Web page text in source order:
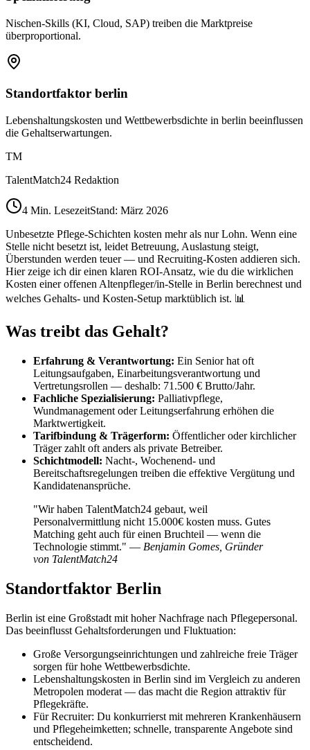
Nischen-Skills (KI, Cloud, SAP) treiben die Marktpreise
überproportional.
Standortfaktor berlin
Lebenshaltungskosten und Wettbewerbsdichte in berlin beeinflussen
die Gehaltserwartungen.
TM
TalentMatch24 Redaktion
4 Min. LesezeitStand: März 2026
Unbesetzte Pflege-Schichten kosten mehr als nur Lohn. Wenn eine
Stelle nicht besetzt ist, leidet Betreuung, Auslastung steigt,
Überstunden werden teuer — und Recruiting-Kosten addieren sich.
Hier zeige ich dir einen klaren ROI-Ansatz, wie du die wirklichen
Kosten einer offenen Altenpfleger/in-Stelle in Berlin berechnest und
welches Gehalts‑ und Kosten-Setup marktüblich ist. 📊
Was treibt das Gehalt?
Erfahrung & Verantwortung: Ein Senior hat oft
Leitungsaufgaben, Einarbeitungsverantwortung und
Vertretungsrollen — deshalb: 71.500 € Brutto/Jahr.
Fachliche Spezialisierung: Palliativpflege,
Wundmanagement oder Leitungserfahrung erhöhen die
Marktwertigkeit.
Tarifbindung & Trägerform: Öffentlicher oder kirchlicher
Träger zahlt oft anders als private Betreiber.
Schichtmodell: Nacht-, Wochenend- und
Bereitschaftsregelungen treiben die effektive Vergütung und
Kandidatenansprüche.
"Wir haben TalentMatch24 gebaut, weil
Personalvermittlung nicht 15.000€ kosten muss. Gutes
Matching geht auch für einen Bruchteil — wenn die
Technologie stimmt." — Benjamin Gomes, Gründer
von TalentMatch24
Standortfaktor Berlin
Berlin ist eine Großstadt mit hoher Nachfrage nach Pflegepersonal.
Das beeinflusst Gehaltsforderungen und Fluktuation:
Große Versorgungseinrichtungen und zahlreiche freie Träger
sorgen für hohe Wettbewerbsdichte.
Lebenshaltungskosten in Berlin sind im Vergleich zu anderen
Metropolen moderat — das macht die Region attraktiv für
Pflegekräfte.
Für Recruiter: Du konkurrierst mit mehreren Krankenhäusern
und Pflegeheimketten; schnelle, transparente Angebote sind
entscheidend.